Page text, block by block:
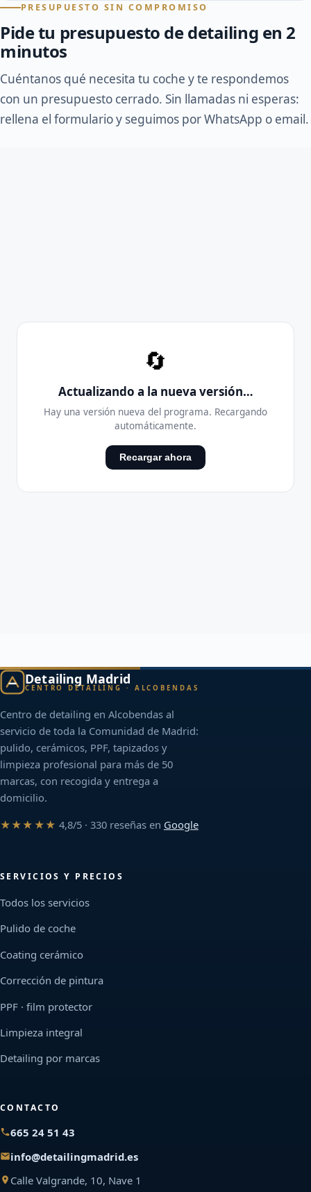
PRESUPUESTO SIN COMPROMISO
Pide tu presupuesto de detailing en 2
minutos
Cuéntanos qué necesita tu coche y te respondemos
con un presupuesto cerrado. Sin llamadas ni esperas:
rellena el formulario y seguimos por WhatsApp o email.
Detailing Madrid
CENTRO DETAILING · ALCOBENDAS
Centro de detailing en Alcobendas al
servicio de toda la Comunidad de Madrid:
pulido, cerámicos, PPF, tapizados y
limpieza profesional para más de 50
marcas, con recogida y entrega a
domicilio.
★★★★★ 4,8/5 · 330 reseñas en Google
SERVICIOS Y PRECIOS
Todos los servicios
Pulido de coche
Coating cerámico
Corrección de pintura
PPF · film protector
Limpieza integral
Detailing por marcas
CONTACTO
665 24 51 43
info@detailingmadrid.es
Calle Valgrande, 10, Nave 1